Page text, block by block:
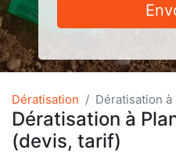
Dératisation Dératisation à
Dératisation à
(devis, tarif)